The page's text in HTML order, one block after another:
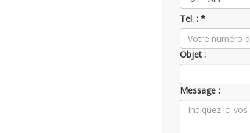
Tel. : *
Objet :
Message :